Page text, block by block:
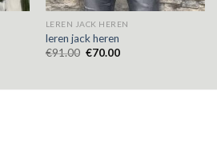
LEREN JACK HEREN
leren jack heren
€91.00 €70.00